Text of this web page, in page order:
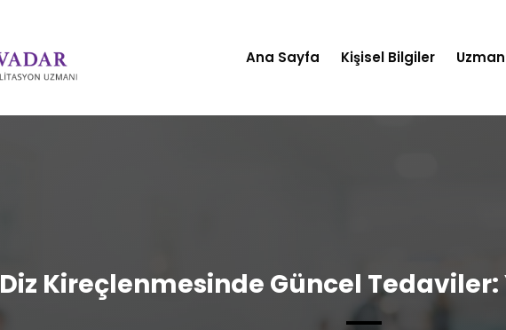
Ana Sayfa Kişisel Bilgiler
Diz Kireçlenmesinde Güncel